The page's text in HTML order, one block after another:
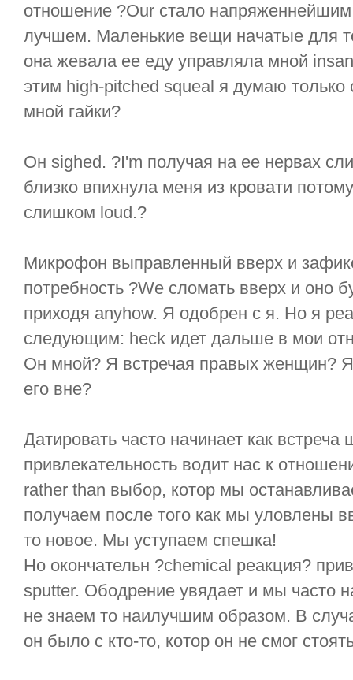
отношение ?Our стало
лучшем. Маленькие вещи начатые для
она жевала ее еду управляла мной
этим high-pitched squeal я думаю только
мной гайки?
Он sighed. ?I'm получая на ее нервах
близко впихнула меня из кровати
слишком loud.?
Микрофон выправленный вверх и
потребность ?We сломать вверх и оно
приходя anyhow. Я одобрен с я. Но я
следующим: heck идет дальше в мои
Он мной? Я встречая правых женщин?
его вне?
Датировать часто начинает как
привлекательность водит нас к
rather than выбор, котор мы
получаем после того как мы уловлены
то новое. Мы уступаем спешка!
Но окончательн ?chemical реакция?
sputter. Ободрение увядает и мы часто
не знаем то наилучшим образом. В
он было с кто-то, котор он не смог